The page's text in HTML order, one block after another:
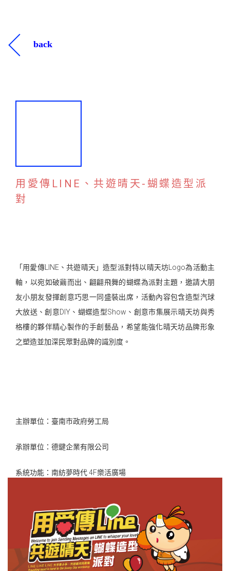
back
用愛傳LINE、共遊晴天-蝴蝶造型派
對
「用愛傳LINE、共遊晴天」造型派對特以晴天坊Logo為活動主
軸，以宛如破繭而出、翩翩飛舞的蝴蝶為派對主題，邀請大朋
友小朋友發揮創意巧思一同盛裝出席，活動內容包含造型汽球
大放送、創意DIY、蝴蝶造型Show、創意市集展示晴天坊與秀
格樓的夥伴精心製作的手創藝品，希望能強化晴天坊品牌形象
之塑造並加深民眾對品牌的識別度。
主辦單位：臺南市政府勞工局
承辦單位：德鍵企業有限公司
系統功能：南紡夢時代 4F樂活廣場